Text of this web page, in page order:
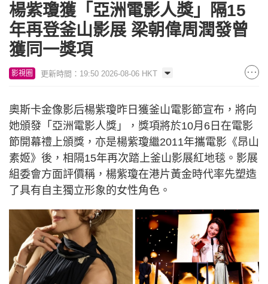
楊紫瓊獲「亞洲電影人獎」隔15
年再登釜山影展 梁朝偉周潤發曾
獲同一獎項
影視圈 更新時間：19:50 2026-08-06 HKT
奧斯卡金像影后楊紫瓊昨日獲釜山電影節宣布，將向
她頒發「亞洲電影人獎」，獎項將於10月6日在電影
節開幕禮上頒獎，亦是楊紫瓊繼2011年攜電影《昂山
素姬》後，相隔15年再次踏上釜山影展紅地毯。影展
組委會方面評價稱，楊紫瓊在港片黃金時代率先塑造
了具有自主獨立形象的女性角色。